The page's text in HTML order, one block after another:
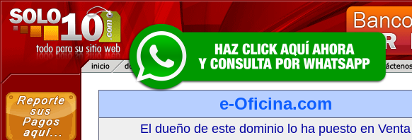
e-Oficina.com
El dueño de este dominio lo ha puesto en Venta